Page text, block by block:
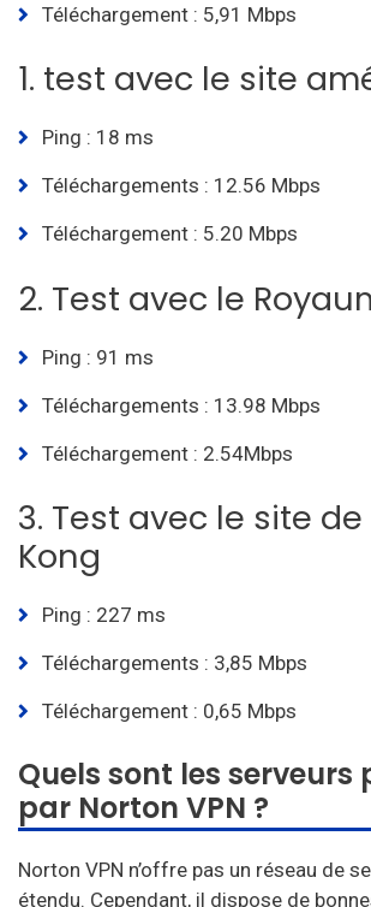
Téléchargement : 5,91 Mbps
1. test avec le site
Ping : 18 ms
Téléchargements : 12.56 Mbps
Téléchargement : 5.20 Mbps
2. Test avec le
Ping : 91 ms
Téléchargements : 13.98 Mbps
Téléchargement : 2.54Mbps
3. Test avec le site
Kong
Ping : 227 ms
Téléchargements : 3,85 Mbps
Téléchargement : 0,65 Mbps
Quels sont les serveurs
par Norton VPN ?
Norton VPN n’offre pas un réseau de
étendu. Cependant, il dispose de